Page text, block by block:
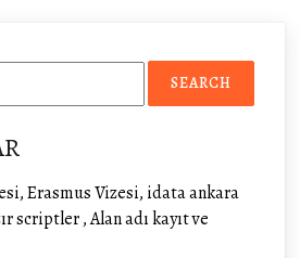
Erasmus Vizesi, idata ankara
scriptler , Alan adı kayıt ve